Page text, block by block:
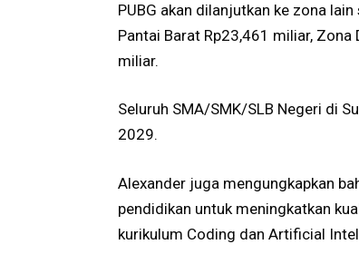
PUBG akan dilanjutkan ke zona
Pantai Barat Rp23,461 miliar,
miliar.
Seluruh SMA/SMK/SLB Negeri di
2029.
Alexander juga mengungkapkan
pendidikan untuk meningkatkan
kurikulum Coding dan Artificial